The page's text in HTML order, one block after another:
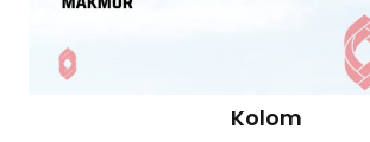
Kolom